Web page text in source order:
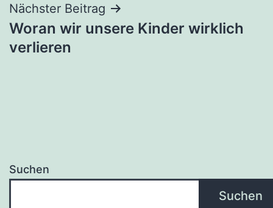
Nächster Beitrag
Woran wir unsere Kinder wirklich
verlieren
Suchen
Suchen